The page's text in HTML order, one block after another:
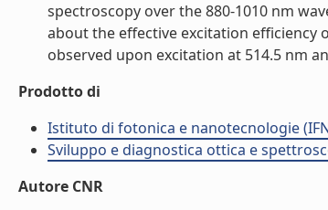
spectroscopy over the 880-1010 nm
about the effective excitation efficiency
observed upon excitation at 514.5 nm
Prodotto di
Istituto di fotonica e nanotecnologie
Sviluppo e diagnostica ottica e
Autore CNR